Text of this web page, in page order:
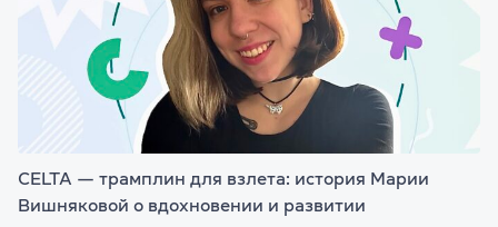
CELTA — трамплин для взлета: история Марии
Вишняковой о вдохновении и развитии